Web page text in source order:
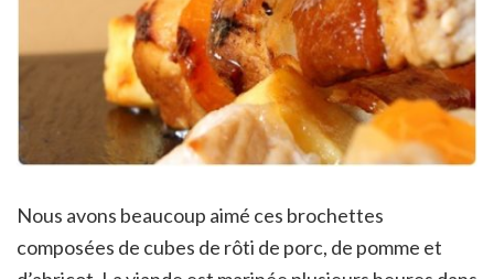
Nous avons beaucoup aimé ces brochettes
composées de cubes de rôti de porc, de pomme et